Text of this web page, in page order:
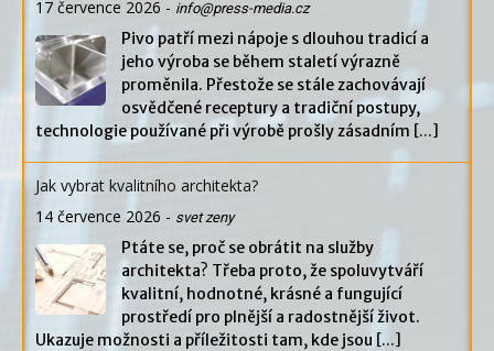
17 července 2026 - info@press-media.cz
Pivo patří mezi nápoje s dlouhou tradicí a
jeho výroba se během staletí výrazně
proměnila. Přestože se stále zachovávají
osvědčené receptury a tradiční postupy,
technologie používané při výrobě prošly zásadním [...]
Jak vybrat kvalitního architekta?
14 července 2026 - svet zeny
Ptáte se, proč se obrátit na služby
architekta? Třeba proto, že spoluvytváří
kvalitní, hodnotné, krásné a fungující
prostředí pro plnější a radostnější život.
Ukazuje možnosti a příležitosti tam, kde jsou [...]